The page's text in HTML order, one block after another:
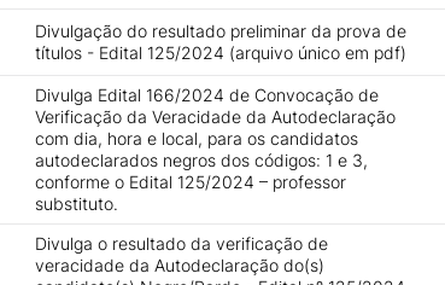
Divulgação do resultado preliminar da prova de
títulos - Edital 125/2024 (arquivo único em pdf)
Divulga Edital 166/2024 de Convocação de
Verificação da Veracidade da Autodeclaração
com dia, hora e local, para os candidatos
autodeclarados negros dos códigos: 1 e 3,
conforme o Edital 125/2024 – professor
substituto.
Divulga o resultado da verificação de
veracidade da Autodeclaração do(s)